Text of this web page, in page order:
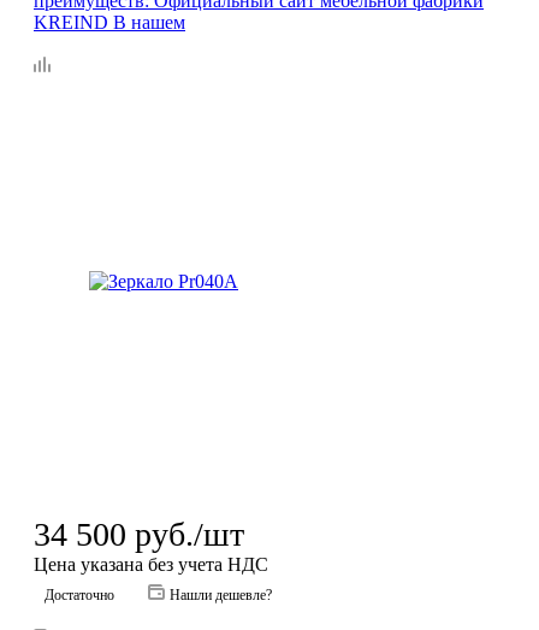
34 500 руб./шт
Цена указана без учета НДС
Достаточно Нашли дешевле?